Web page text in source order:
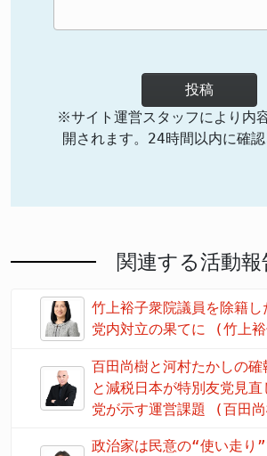
投稿
※サイト運営スタッフにより内
開されます。24時間以内に確認
関連する活動報
竹上裕子衆院議員を除籍し
党内対立の果てに (竹上
百田尚樹と河村たかしの確
と減税日本が特別友党見
党が示す運営課題 (百田
政治家は民意の“使い走り